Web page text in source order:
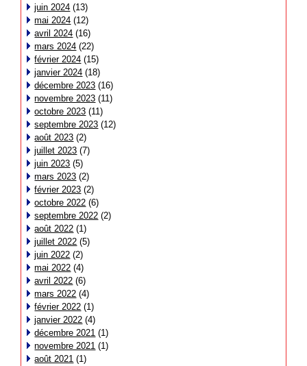
juin 2024 (13)
mai 2024 (12)
avril 2024 (16)
mars 2024 (22)
février 2024 (15)
janvier 2024 (18)
décembre 2023 (16)
novembre 2023 (11)
octobre 2023 (11)
septembre 2023 (12)
août 2023 (2)
juillet 2023 (7)
juin 2023 (5)
mars 2023 (2)
février 2023 (2)
octobre 2022 (6)
septembre 2022 (2)
août 2022 (1)
juillet 2022 (5)
juin 2022 (2)
mai 2022 (4)
avril 2022 (6)
mars 2022 (4)
février 2022 (1)
janvier 2022 (4)
décembre 2021 (1)
novembre 2021 (1)
août 2021 (1)